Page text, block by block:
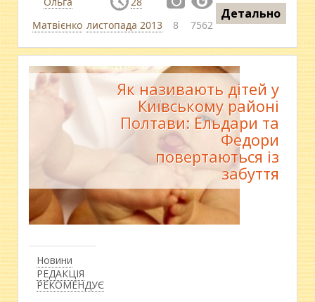
Матвієнко листопада 2013
8 7562
Детально
Новини
РЕДАКЦІЯ
РЕКОМЕНДУЄ
Як називають дітей у
Київському районі
Полтави: Ельдари та
Федори
повертаються із
забуття